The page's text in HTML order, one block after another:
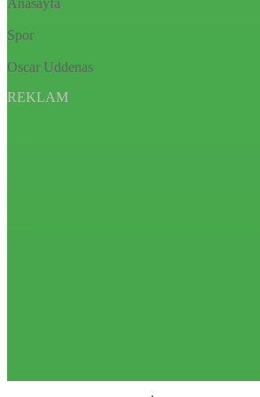
Anasayfa
Spor
Oscar Uddenas
REKLAM